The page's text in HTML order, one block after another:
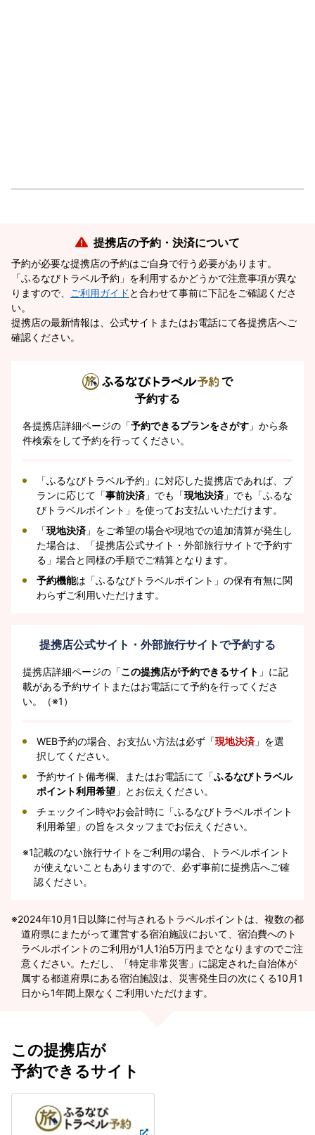
提携店の予約・決済について
予約が必要な提携店の予約はご自身で行う必要があります。
「ふるなびトラベル予約」を利用するかどうかで注意事項が異な
りますので、
ご利用ガイド と合わせて事前に下記をご確認くださ
い。
提携店の最新情報は、公式サイトまたはお電話にて各提携店へご
確認ください。
で
予約する
各提携店詳細ページの「予約できるプランをさがす 」から条
件検索をして予約を行ってください。
「ふるなびトラベル予約」に対応した提携店であれば、プ
ランに応じて「事前決済 」でも「現地決済 」でも「ふるな
びトラベルポイント」を使ってお支払いいただけます。
「現地決済 」をご希望の場合や現地での追加清算が発生し
た場合は、「提携店公式サイト・外部旅行サイトで予約す
る」場合と同様の手順でご精算となります。
予約機能は「ふるなびトラベルポイント」の保有有無に関
わらずご利用いただけます。
提携店公式サイト・外部旅行サイトで予約する
提携店詳細ページの「この提携店が予約できるサイト 」に記
載がある予約サイトまたはお電話にて予約を行ってくださ
い。（※1）
WEB予約の場合、お支払い方法は必ず「現地決済 」を選
択してください。
予約サイト備考欄、またはお電話にて「ふるなびトラベル
ポイント利用希望 」とお伝えください。
チェックイン時やお会計時に「ふるなびトラベルポイント
利用希望」の旨をスタッフまでお伝えください。
※1記載のない旅行サイトをご利用の場合、トラベルポイント
が使えないこともありますので、必ず事前に提携店へご確
認ください。
2024年10月1日以降に付与されるトラベルポイントは、複数の都
道府県にまたがって運営する宿泊施設において、宿泊費へのト
ラベルポイントのご利用が1人1泊5万円までとなりますのでご注
意ください。ただし、「特定非常災害」に認定された自治体が
属する都道府県にある宿泊施設は、災害発生日の次にくる10月1
日から1年間上限なくご利用いただけます。
この提携店が
予約できるサイト